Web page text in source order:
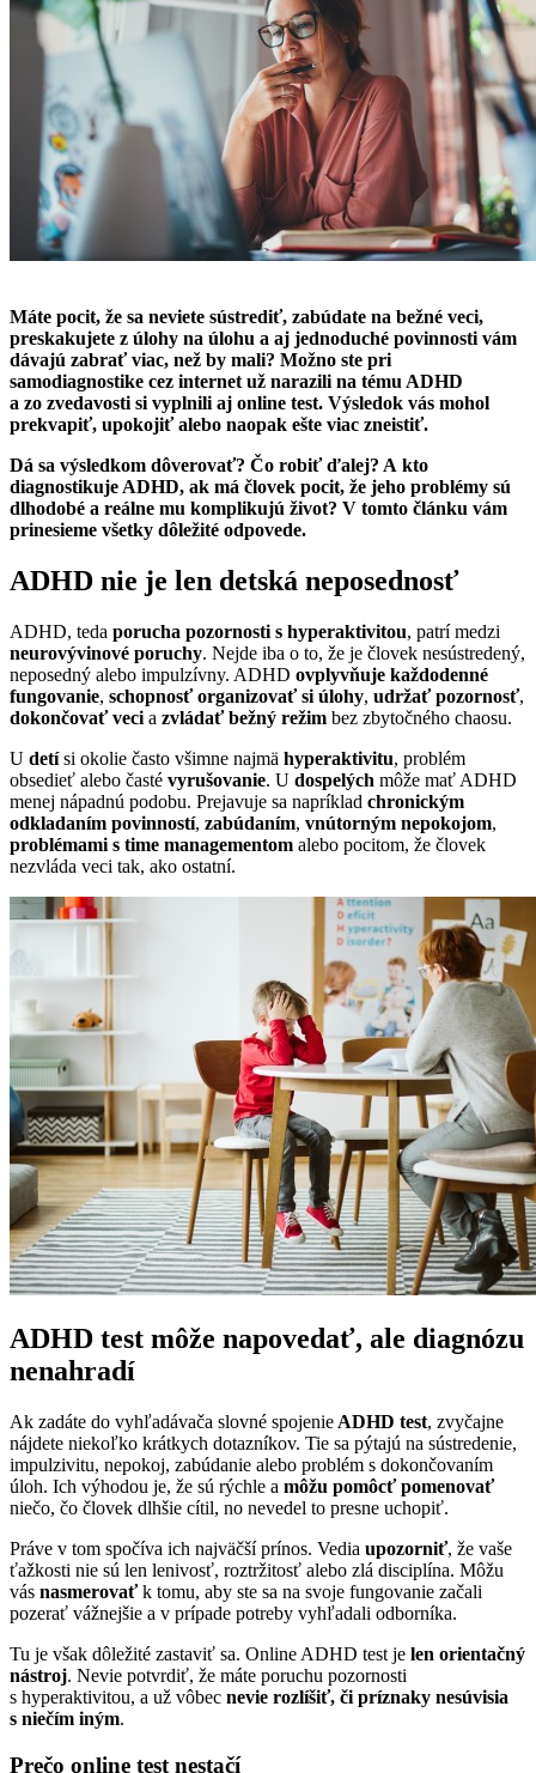
Máte pocit, že sa neviete sústrediť, zabúdate na bežné veci,
preskakujete z úlohy na úlohu a aj jednoduché povinnosti vám
dávajú zabrať viac, než by mali? Možno ste pri
samodiagnostike cez internet už narazili na tému ADHD
a zo zvedavosti si vyplnili aj online test. Výsledok vás mohol
prekvapiť, upokojiť alebo naopak ešte viac zneistiť.
Dá sa výsledkom dôverovať? Čo robiť ďalej? A kto
diagnostikuje ADHD, ak má človek pocit, že jeho problémy sú
dlhodobé a reálne mu komplikujú život? V tomto článku vám
prinesieme všetky dôležité odpovede.
ADHD nie je len detská neposednosť
ADHD, teda porucha pozornosti s hyperaktivitou, patrí medzi
neurovývinové poruchy. Nejde iba o to, že je človek nesústredený,
neposedný alebo impulzívny. ADHD ovplyvňuje každodenné
fungovanie, schopnosť organizovať si úlohy, udržať pozornosť,
dokončovať veci a zvládať bežný režim bez zbytočného chaosu.
U detísi okolie často všimne najmä hyperaktivitu, problém
obsedieť alebo časté vyrušovanie. U dospelých môže mať ADHD
menej nápadnú podobu. Prejavuje sa napríklad chronickým
odkladaním povinností, zabúdaním, vnútorným nepokojom,
problémami s time managementom alebo pocitom, že človek
nezvláda veci tak, ako ostatní.
ADHD test môže napovedať, ale diagnózu
nenahradí
Ak zadáte do vyhľadávača slovné spojenie ADHD test, zvyčajne
nájdete niekoľko krátkych dotazníkov. Tie sa pýtajú na sústredenie,
impulzivitu, nepokoj, zabúdanie alebo problém s dokončovaním
úloh. Ich výhodou je, že sú rýchle a môžu pomôcť pomenovať
niečo, čo človek dlhšie cítil, no nevedel to presne uchopiť.
Práve v tom spočíva ich najväčší prínos. Vedia upozorniť, že vaše
ťažkosti nie sú len lenivosť, roztržitosť alebo zlá disciplína. Môžu
vás nasmerovaťk tomu, aby ste sa na svoje fungovanie začali
pozerať vážnejšie a v prípade potreby vyhľadali odborníka.
Tu je však dôležité zastaviť sa. Online ADHD test je len orientačný
nástroj. Nevie potvrdiť, že máte poruchu pozornosti
s hyperaktivitou, a už vôbec nevie rozlíšiť, či príznaky nesúvisia
s niečím iným.
Prečo online test nestačí